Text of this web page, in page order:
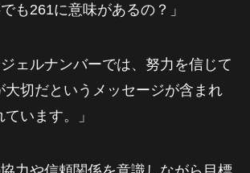
も261に意味があるの？」
ェルナンバーでは、努力を信じて
大切だというメッセージが含まれ
います。」